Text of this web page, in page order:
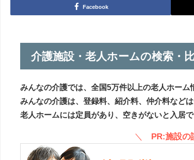
Facebook
介護施設・老人ホームの検索・
みんなの介護では、全国5万件以上の老人ホーム
みんなの介護は、登録料、紹介料、仲介料など
老人ホームには定員があり、空きがないと入居
＼ PR:施設の